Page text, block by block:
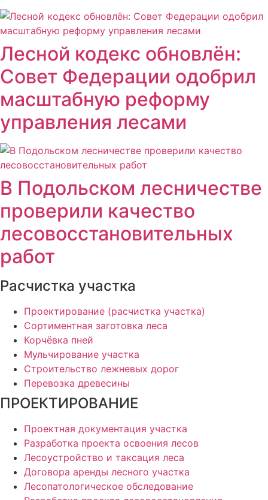
Лесной кодекс обновлён:
Совет Федерации одобрил
масштабную реформу
управления лесами
В Подольском лесничестве
проверили качество
лесовосстановительных
работ
Расчистка участка
Проектирование (расчистка участка)
Сортиментная заготовка леса
Корчёвка пней
Мульчирование участка
Строительство лежневых дорог
Перевозка древесины
ПРОЕКТИРОВАНИЕ
Проектная документация участка
Разработка проекта освоения лесов
Лесоустройство и таксация леса
Договора аренды лесного участка
Лесопатологическое обследование